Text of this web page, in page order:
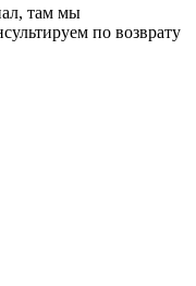
там мы
по возврату